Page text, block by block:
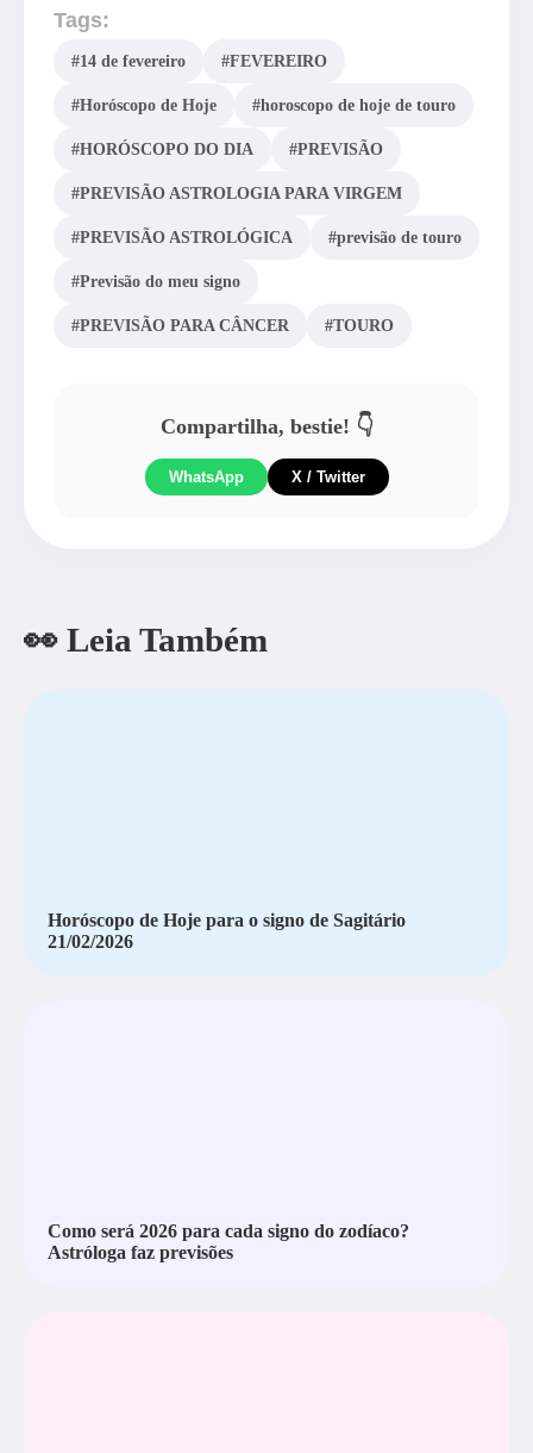
Tags:
#14 de fevereiro #FEVEREIRO
#Horóscopo de Hoje #horoscopo de hoje de touro
#HORÓSCOPO DO DIA #PREVISÃO
#PREVISÃO ASTROLOGIA PARA VIRGEM
#PREVISÃO ASTROLÓGICA #previsão de touro
#Previsão do meu signo
#PREVISÃO PARA CÂNCER #TOURO
Compartilha, bestie! 👇
WhatsApp X / Twitter
👀 Leia Também
Horóscopo de Hoje para o signo de Sagitário
21/02/2026
Como será 2026 para cada signo do zodíaco?
Astróloga faz previsões